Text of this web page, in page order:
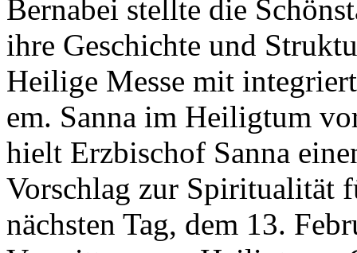
Bernabei stellte die
ihre Geschichte und
Heilige Messe mit
em. Sanna im Heiligtum
hielt Erzbischof Sanna
Vorschlag zur Spiritualität
nächsten Tag, dem 13.